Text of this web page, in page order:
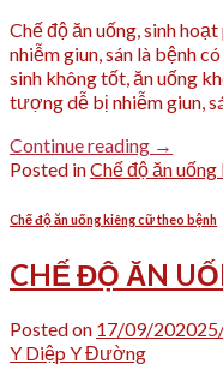
Chế độ ăn uống, sinh
nhiễm giun, sán là bệnh
sinh không tốt, ăn uống
tượng dễ bị nhiễm giun,
Continue reading →
Posted inChế độ ăn
Chế độ ăn uống kiêng cữ theo bệnh
CHẾ ĐỘ ĂN
Posted on 17/09/2020
Y Diệp Y Đường